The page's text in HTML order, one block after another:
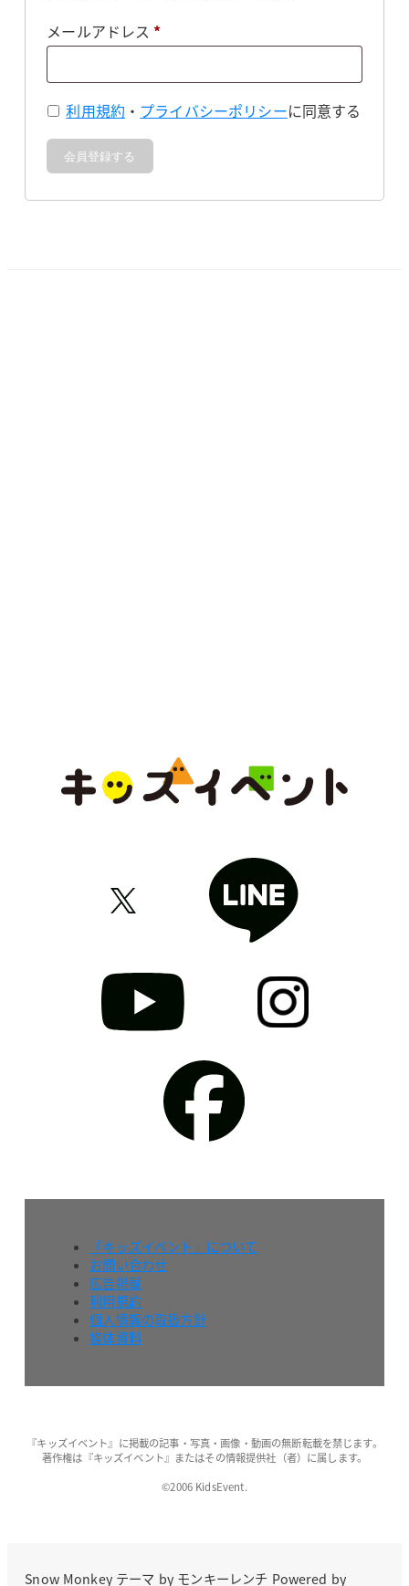
メールアドレス *必
利用規約 ・ プライバシーポリシーに同意する
会員登録する
『キッズイベント』について
お問い合わせ
広告掲載
利用規約
個人情報の取扱方針
媒体資料
『キッズイベント』に掲載の記事・写真・画像・動画の無断転載を禁じます。
著作権は『キッズイベント』またはその情報提供社（者）に属します。
©2006 KidsEvent.
Snow Monkeyテーマ by モンキーレンチ Powered by